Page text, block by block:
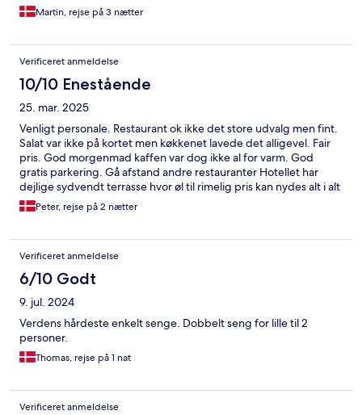
Martin, rejse på 3 nætter
Verificeret anmeldelse
10/10 Enestående
25. mar. 2025
Venligt personale. Restaurant ok ikke det store udvalg men fint.
Salat var ikke på kortet men køkkenet lavede det alligevel. Fair
pris. God morgenmad kaffen var dog ikke al for varm. God
gratis parkering. Gå afstand andre restauranter Hotellet har
dejlige sydvendt terrasse hvor øl til rimelig pris kan nydes alt i alt
fint hotel til rimelig pris
Peter, rejse på 2 nætter
Verificeret anmeldelse
6/10 Godt
9. jul. 2024
Verdens hårdeste enkelt senge. Dobbelt seng for lille til 2
personer.
Thomas, rejse på 1 nat
Verificeret anmeldelse